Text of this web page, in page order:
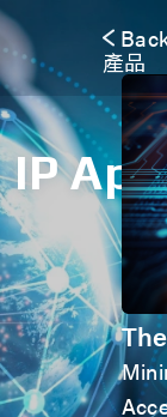
產品
IP